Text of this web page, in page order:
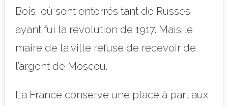
Bois, où sont enterrés tant de Russes
ayant fui la révolution de 1917. Mais le
maire de la ville refuse de recevoir de
l’argent de Moscou.
La France conserve une place à part aux